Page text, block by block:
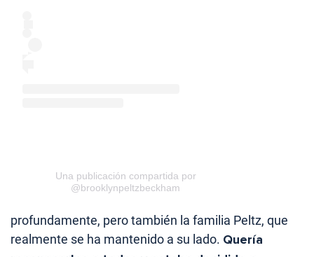
Una publicación compartida por
@brooklynpeltzbeckham
profundamente, pero también la familia Peltz, que
realmente se ha mantenido a su lado. Quería